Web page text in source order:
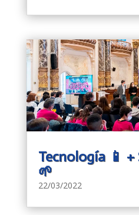
Tecnología 📱 +
🌱
22/03/2022